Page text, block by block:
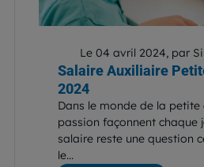
Le 04 avril 2024, par
Salaire Auxiliaire
2024
Dans le monde de la petite
passion façonnent chaque
salaire reste une question
le...